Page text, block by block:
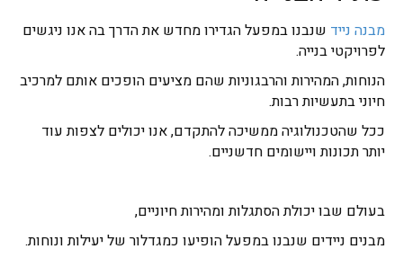
מבנה נייד שנבנו במפעל הגדירו מחדש את הדרך בה אנו ניגשים
לפרויקטי בנייה.
הנוחות, המהירות והרבגוניות שהם מציעים הופכים אותם למרכיב
חיוני בתעשיות רבות.
ככל שהטכנולוגיה ממשיכה להתקדם, אנו יכולים לצפות עוד
יותר תכונות ויישומים חדשניים.
בעולם שבו יכולת הסתגלות ומהירות חיוניים,
מבנים ניידים שנבנו במפעל הופיעו כמגדלור של יעילות ונוחות.